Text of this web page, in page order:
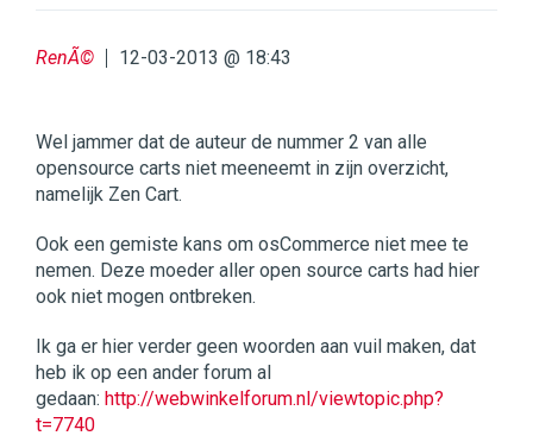
RenÃ© 12-03-2013 @ 18:43
Wel jammer dat de auteur de nummer 2 van alle
opensource carts niet meeneemt in zijn overzicht,
namelijk Zen Cart.
Ook een gemiste kans om osCommerce niet mee te
nemen. Deze moeder aller open source carts had hier
ook niet mogen ontbreken.
Ik ga er hier verder geen woorden aan vuil maken, dat
heb ik op een ander forum al
gedaan: http://webwinkelforum.nl/viewtopic.php?
t=7740